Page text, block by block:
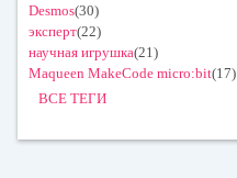
Desmos(30)
эксперт(22)
научная игрушка(21)
Maqueen MakeCode micro:bit(17)
ВСЕ ТЕГИ